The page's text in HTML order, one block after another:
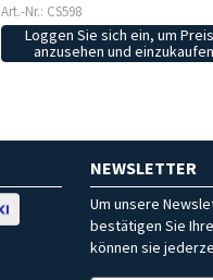
Art.-Nr.: CS598
Loggen Sie sich ein, um
anzusehen und einzukaufen
NEWSLETTER
Um unsere
bestätigen Sie
können sie